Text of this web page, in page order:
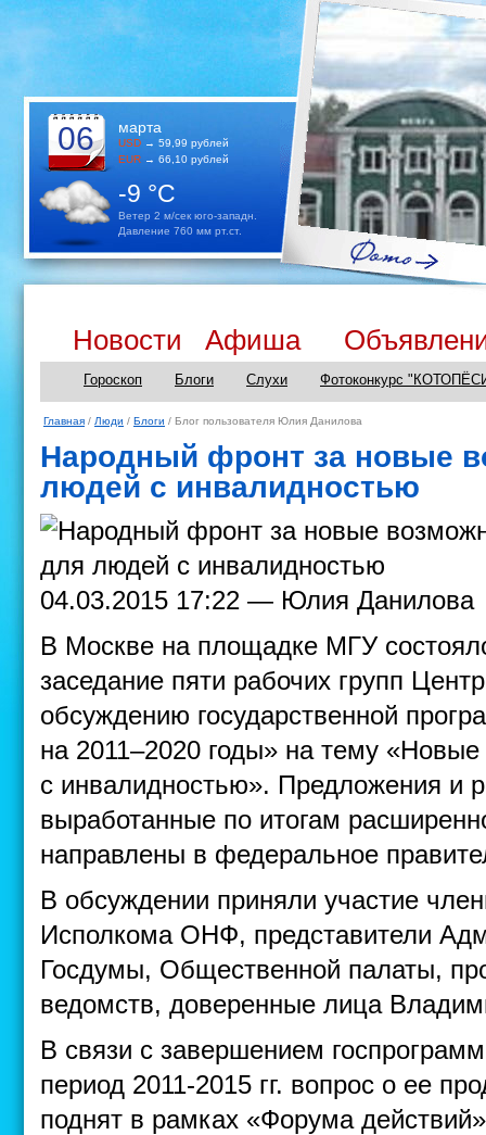
06 марта
USD → 59,99 рублей
EUR → 66,10 рублей
-9 °C
Ветер 2 м/сек юго-западн.
Давление 760 мм рт.ст.
Новости Афиша
Гороскоп Блоги Слухи Фотоконкурс
Главная / Люди / Блоги / Блог пользователя Юлия Данилова
Народный фронт за новые
людей с инвалидностью
04.03.2015 17:22 — Юлия Данилова
В Москве на площадке МГУ
заседание пяти рабочих групп
обсуждению государственной
на 2011–2020 годы» на тему
с инвалидностью». Предложения и
выработанные по итогам
направлены в федеральное
В обсуждении приняли участие
Исполкома ОНФ, представители
Госдумы, Общественной палаты,
ведомств, доверенные лица
В связи с завершением
период 2011-2015 гг. вопрос о ее
поднят в рамках «Форума